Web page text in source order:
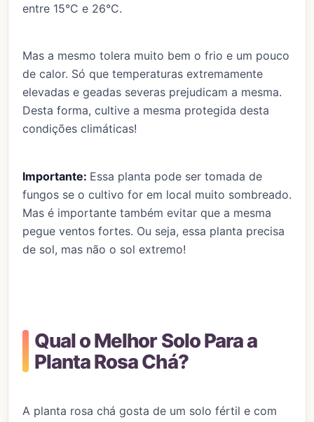
entre 15°C e 26°C.
Mas a mesmo tolera muito bem o frio e um pouco
de calor. Só que temperaturas extremamente
elevadas e geadas severas prejudicam a mesma.
Desta forma, cultive a mesma protegida desta
condições climáticas!
Importante: Essa planta pode ser tomada de
fungos se o cultivo for em local muito sombreado.
Mas é importante também evitar que a mesma
pegue ventos fortes. Ou seja, essa planta precisa
de sol, mas não o sol extremo!
Qual o Melhor Solo Para a
Planta Rosa Chá?
A planta rosa chá gosta de um solo fértil e com